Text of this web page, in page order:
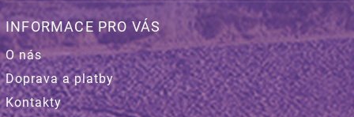
INFORMACE PRO VÁS
O nás
Doprava a platby
Kontakty